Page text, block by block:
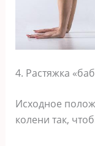
4. Растяжка
Исходное
колени так,